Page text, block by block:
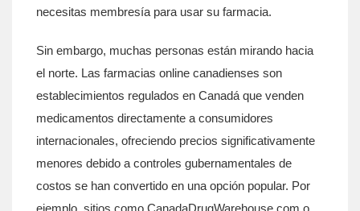
necesitas membresía para usar su farmacia.
Sin embargo, muchas personas están mirando hacia
el norte. Las farmacias online canadienses son
establecimientos regulados en Canadá que venden
medicamentos directamente a consumidores
internacionales, ofreciendo precios significativamente
menores debido a controles gubernamentales de
costos se han convertido en una opción popular. Por
ejemplo, sitios como CanadaDrugWarehouse.com o